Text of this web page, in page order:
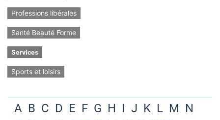
Professions libérales
Santé Beauté Forme
Services
Sports et loisirs
A B C D E F G H I J K L M N